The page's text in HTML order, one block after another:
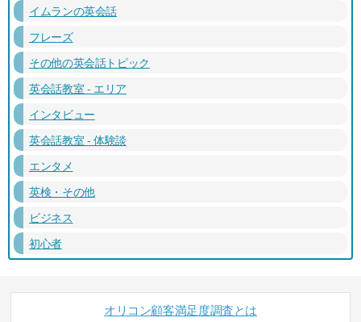
イムランの英会話
フレーズ
その他の英会話トピック
英会話教室 - エリア
インタビュー
英会話教室 - 体験談
エンタメ
英検・その他
ビジネス
初心者
オリコン顧客満足度調査とは